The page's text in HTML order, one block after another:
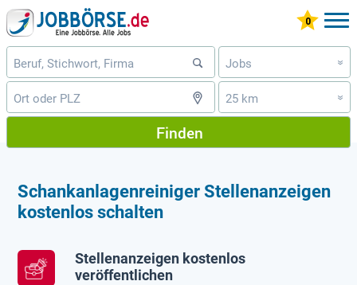
Jobs »
25 km »
Finden
Schankanlagenreiniger Stellenanzeigen
kostenlos schalten
Stellenanzeigen kostenlos
veröffentlichen